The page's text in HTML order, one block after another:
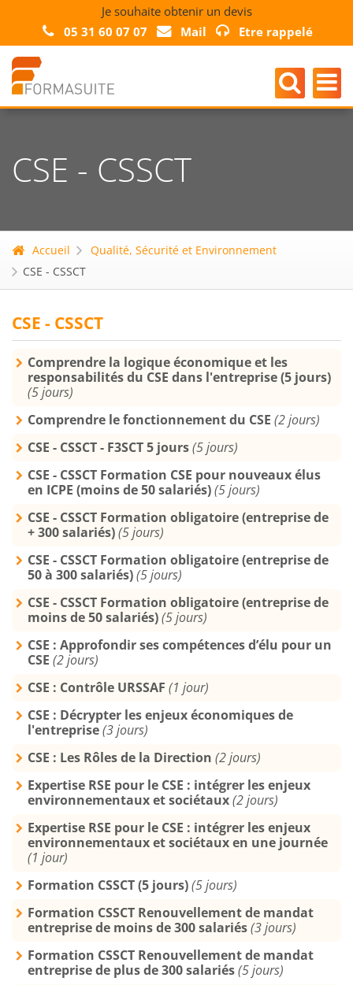
Je souhaite obtenir un devis
05 31 60 07 07
Mail Etre rappelé
CSE - CSSCT
Accueil
Qualité, Sécurité et Environnement
CSE - CSSCT
CSE - CSSCT
Comprendre la logique économique et les
responsabilités du CSE dans l'entreprise (5 jours)
(5 jours)
Comprendre le fonctionnement du CSE (2 jours)
CSE - CSSCT - F3SCT 5 jours(5 jours)
CSE - CSSCT Formation CSE pour nouveaux élus
en ICPE (moins de 50 salariés)(5 jours)
CSE - CSSCT Formation obligatoire (entreprise de
+ 300 salariés)(5 jours)
CSE - CSSCT Formation obligatoire (entreprise de
50 à 300 salariés)(5 jours)
CSE - CSSCT Formation obligatoire (entreprise de
moins de 50 salariés)(5 jours)
CSE : Approfondir ses compétences d’élu pour un
CSE (2 jours)
CSE : Contrôle URSSAF (1 jour)
CSE : Décrypter les enjeux économiques de
l'entreprise(3 jours)
CSE : Les Rôles de la Direction (2 jours)
Expertise RSE pour le CSE : intégrer les enjeux
environnementaux et sociétaux(2 jours)
Expertise RSE pour le CSE : intégrer les enjeux
environnementaux et sociétaux en une journée
(1 jour)
Formation CSSCT (5 jours)(5 jours)
Formation CSSCT Renouvellement de mandat
entreprise de moins de 300 salariés(3 jours)
Formation CSSCT Renouvellement de mandat
entreprise de plus de 300 salariés(5 jours)